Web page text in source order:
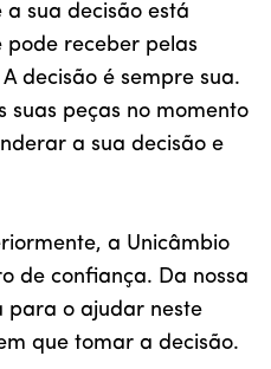
a sua decisão está
receber pelas
decisão é sempre sua.
suas peças no momento
a sua decisão e
a Unicâmbio
de confiança. Da nossa
o ajudar neste
que tomar a decisão.